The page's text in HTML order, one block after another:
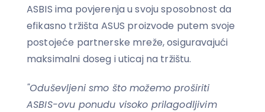
ASBIS ima povjerenja u svoju sposobnost da
efikasno tržišta ASUS proizvode putem svoje
postojeće partnerske mreže, osiguravajući
maksimalni doseg i uticaj na tržištu.
"Oduševljeni smo što možemo proširiti
ASBIS-ovu ponudu visoko prilagodljivim